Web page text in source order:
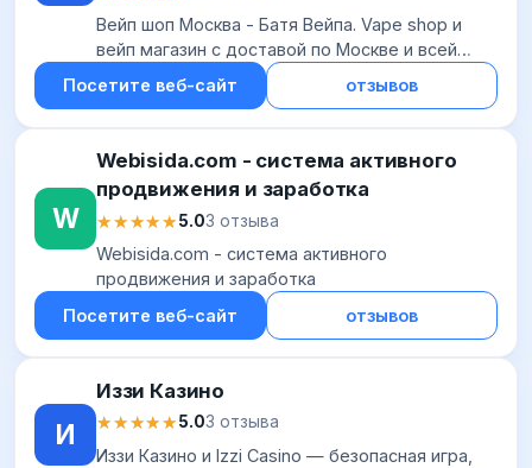
Вейп шоп Москва - Батя Вейпа. Vape shop и
вейп магазин с доставой по Москве и всей
Посетите веб-сайт отзывов
W
Webisida.com - система активного
продвижения и заработка
★★★★★
★★★★★5.03 отзыва
Webisida.com - система активного
продвижения и заработка
Посетите веб-сайт
отзывов
И
Иззи Казино
★★★★★
★★★★★5.03 отзыва
Иззи Казино и Izzi Casino — безопасная игра,